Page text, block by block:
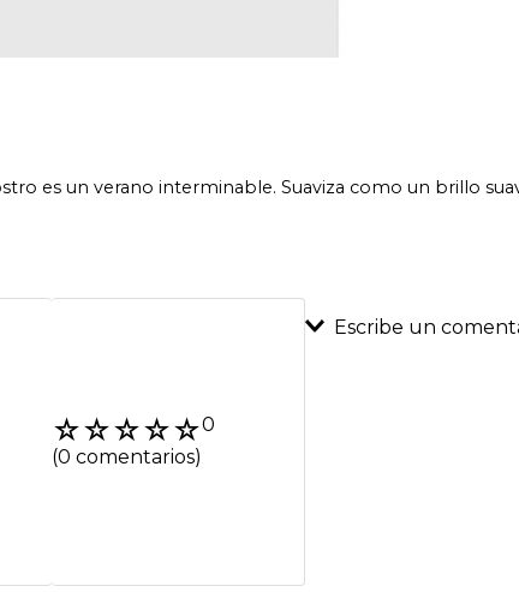
es un verano interminable. Suaviza como un brillo
☆☆☆☆☆0
(0 comentarios)
Escribe un